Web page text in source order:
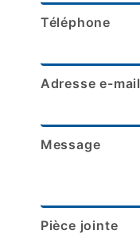
Téléphone
Adresse e-mail
Message
Pièce jointe